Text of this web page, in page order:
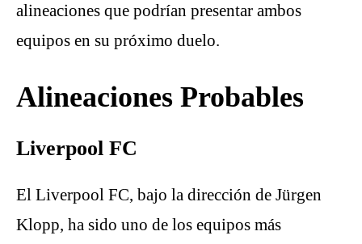
alineaciones que podrían presentar ambos
equipos en su próximo duelo.
Alineaciones Probables
Liverpool FC
El Liverpool FC, bajo la dirección de Jürgen
Klopp, ha sido uno de los equipos más